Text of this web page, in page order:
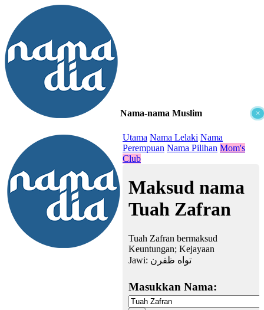
×
Nama-nama Muslim
Utama Nama Lelaki Nama
Perempuan Nama Pilihan Mom's
Club
Maksud nama
Tuah Zafran
Tuah Zafran bermaksud
Keuntungan; Kejayaan
Jawi: تواه ظفرن
Masukkan Nama: